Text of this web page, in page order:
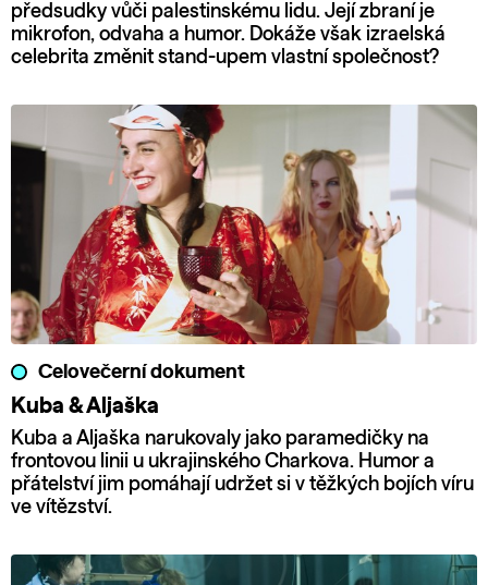
předsudky vůči palestinskému lidu. Její zbraní je
mikrofon, odvaha a humor. Dokáže však izraelská
celebrita změnit stand-upem vlastní společnost?
Celovečerní dokument
Kuba & Aljaška
Kuba a Aljaška narukovaly jako paramedičky na
frontovou linii u ukrajinského Charkova. Humor a
přátelství jim pomáhají udržet si v těžkých bojích víru
ve vítězství.